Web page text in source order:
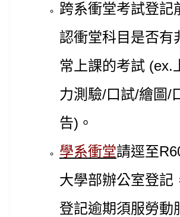
跨系衝堂考試登記
認衝堂科目是否有
常上課的考試 (ex.
力測驗/口試/繪圖/
告)。
學系衝堂請逕至
大學部辦公室登記
登記逾期須服勞動